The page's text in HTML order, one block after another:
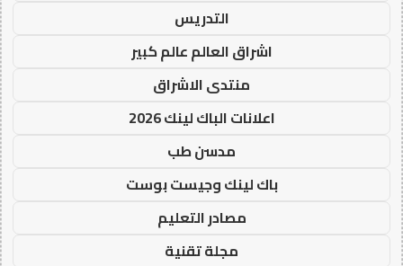
التدريس
اشراق العالم عالم كبير
منتدى الاشراق
اعلانات الباك لينك 2026
مدسن طب
باك لينك وجيست بوست
مصادر التعليم
مجلة تقنية